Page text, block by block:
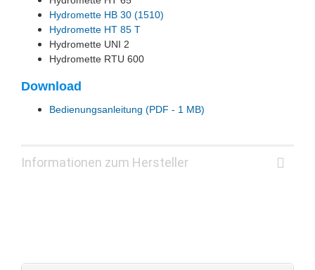
Hydromette HB 30 (1510)
Hydromette HT 85 T
Hydromette UNI 2
Hydromette RTU 600
Download
Bedienungsanleitung (PDF - 1 MB)
Informationen zum Hersteller